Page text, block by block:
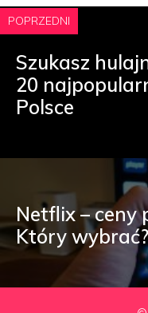
POPRZEDNI
Szukasz
20
Polsce
Netflix – ceny
Który wybrać?